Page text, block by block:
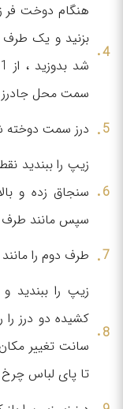
هنگام دوخت فر
بزنید و یک طرف
سمت محل جادرز
درز سمت دوخته
زیپ را ببندید
سنجاق زده و
سپس مانند طرف
طرف دوم را
زیپ را ببندید
کشیده دو درز
سانت تغییر
تا پای لباس چرخ